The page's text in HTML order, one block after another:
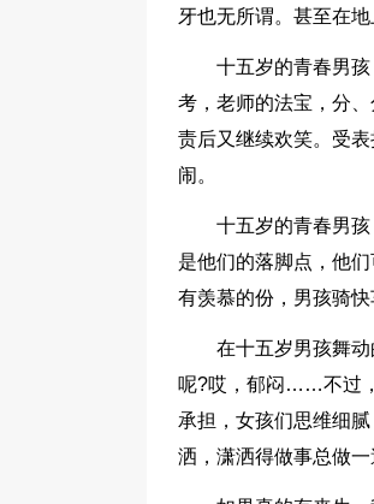
牙也无所谓。甚至在
十五岁的青春男
考，老师的法宝，分
责后又继续欢笑。受
闹。
十五岁的青春男
是他们的落脚点，他
有羡慕的份，男孩骑
在十五岁男孩舞
呢?哎，郁闷……不过
承担，女孩们思维细
洒，潇洒得做事总做